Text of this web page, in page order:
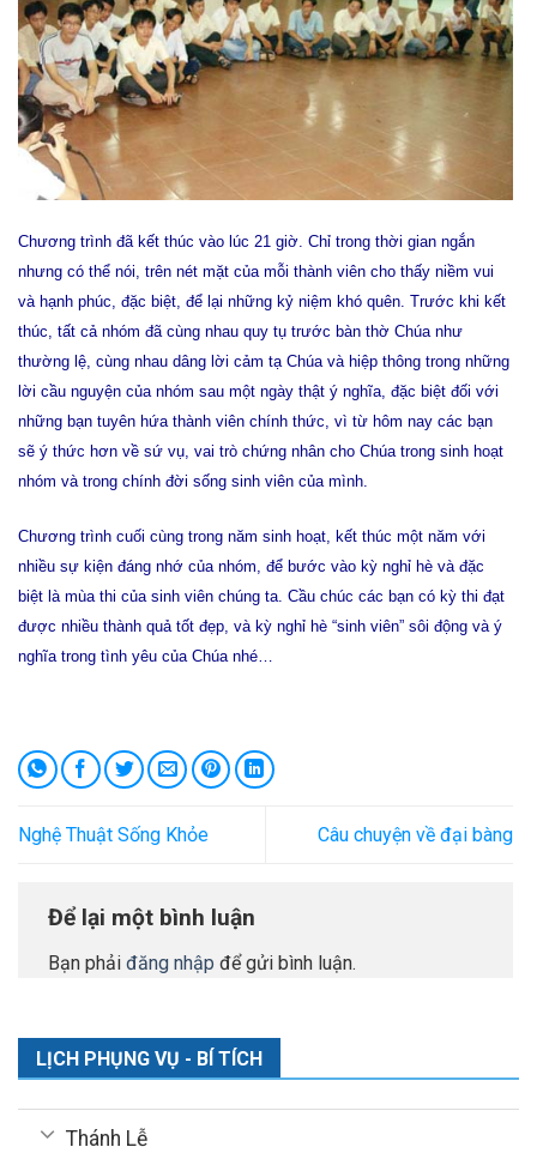
Chương trình đã kết thúc vào lúc 21 giờ. Chỉ trong thời gian ngắn
nhưng có thể nói, trên nét mặt của mỗi thành viên cho thấy niềm vui
và hạnh phúc, đặc biệt, để lại những kỷ niệm khó quên. Trước khi kết
thúc, tất cả nhóm đã cùng nhau quy tụ trước bàn thờ Chúa như
thường lệ, cùng nhau dâng lời cảm tạ Chúa và hiệp thông trong những
lời cầu nguyện của nhóm sau một ngày thật ý nghĩa, đặc biệt đối với
những bạn tuyên hứa thành viên chính thức, vì từ hôm nay các bạn
sẽ ý thức hơn về sứ vụ, vai trò chứng nhân cho Chúa trong sinh hoạt
nhóm và trong chính đời sống sinh viên của mình.
Chương trình cuối cùng trong năm sinh hoạt, kết thúc một năm với
nhiều sự kiện đáng nhớ của nhóm, để bước vào kỳ nghỉ hè và đặc
biệt là mùa thi của sinh viên chúng ta. Cầu chúc các bạn có kỳ thi đạt
được nhiều thành quả tốt đẹp, và kỳ nghỉ hè “sinh viên” sôi động và ý
nghĩa trong tình yêu của Chúa nhé…
Nghệ Thuật Sống Khỏe Câu chuyện về đại bàng
Để lại một bình luận
Bạn phải đăng nhập để gửi bình luận.
LỊCH PHỤNG VỤ - BÍ TÍCH
Thánh Lễ